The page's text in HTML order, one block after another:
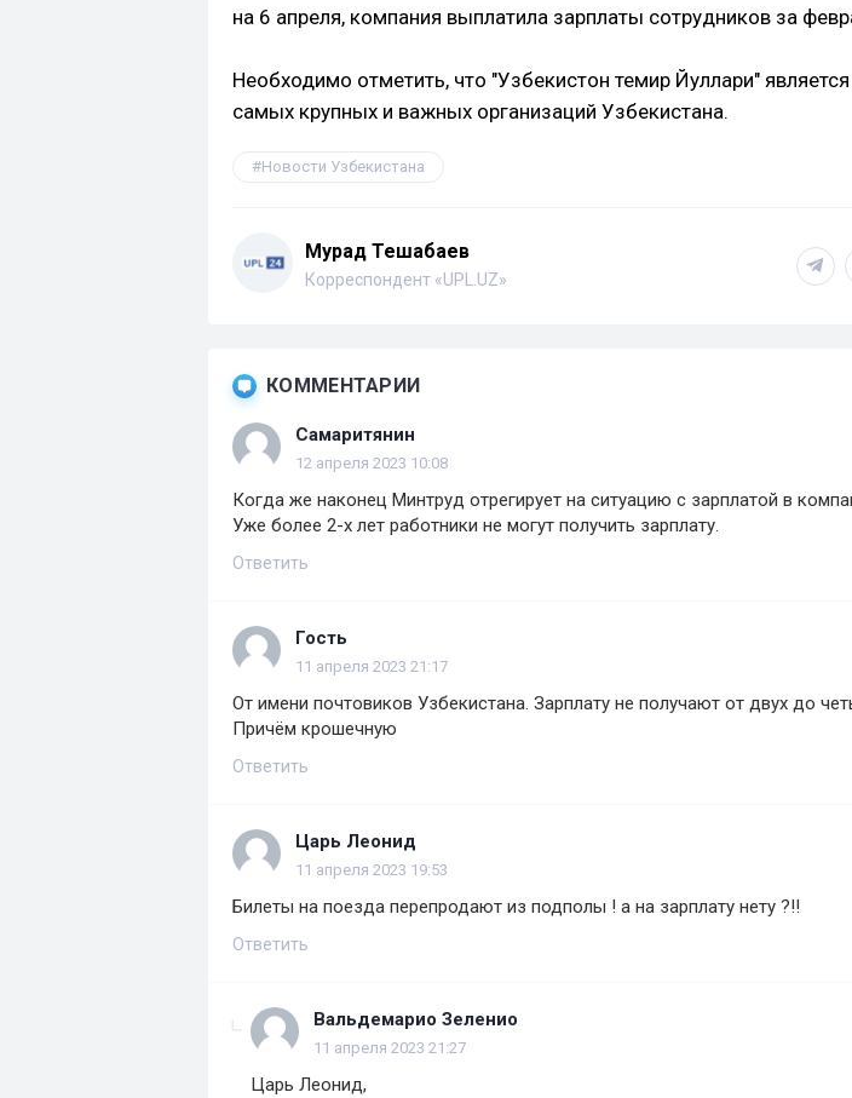
на 6 апреля, компания выплатила зарплаты сотрудников за
Необходимо отметить, что "Узбекистон темир Йуллари"
самых крупных и важных организаций Узбекистана.
Новости Узбекистана
Мурад Тешабаев
Корреспондент «UPL.UZ»
КОММЕНТАРИИ
Самаритянин
12 апреля 2023 10:08
Когда же наконец Минтруд отрегирует на ситуацию с зарплатой в
Уже более 2-х лет работники не могут получить зарплату.
Ответить
Гость
11 апреля 2023 21:17
От имени почтовиков Узбекистана. Зарплату не получают от двух до
Причём крошечную
Ответить
Царь Леонид
11 апреля 2023 19:53
Билеты на поезда перепродают из подполы ! а на зарплату нету ?!!
Ответить
Вальдемарио Зеленио
11 апреля 2023 21:27
Царь Леонид,